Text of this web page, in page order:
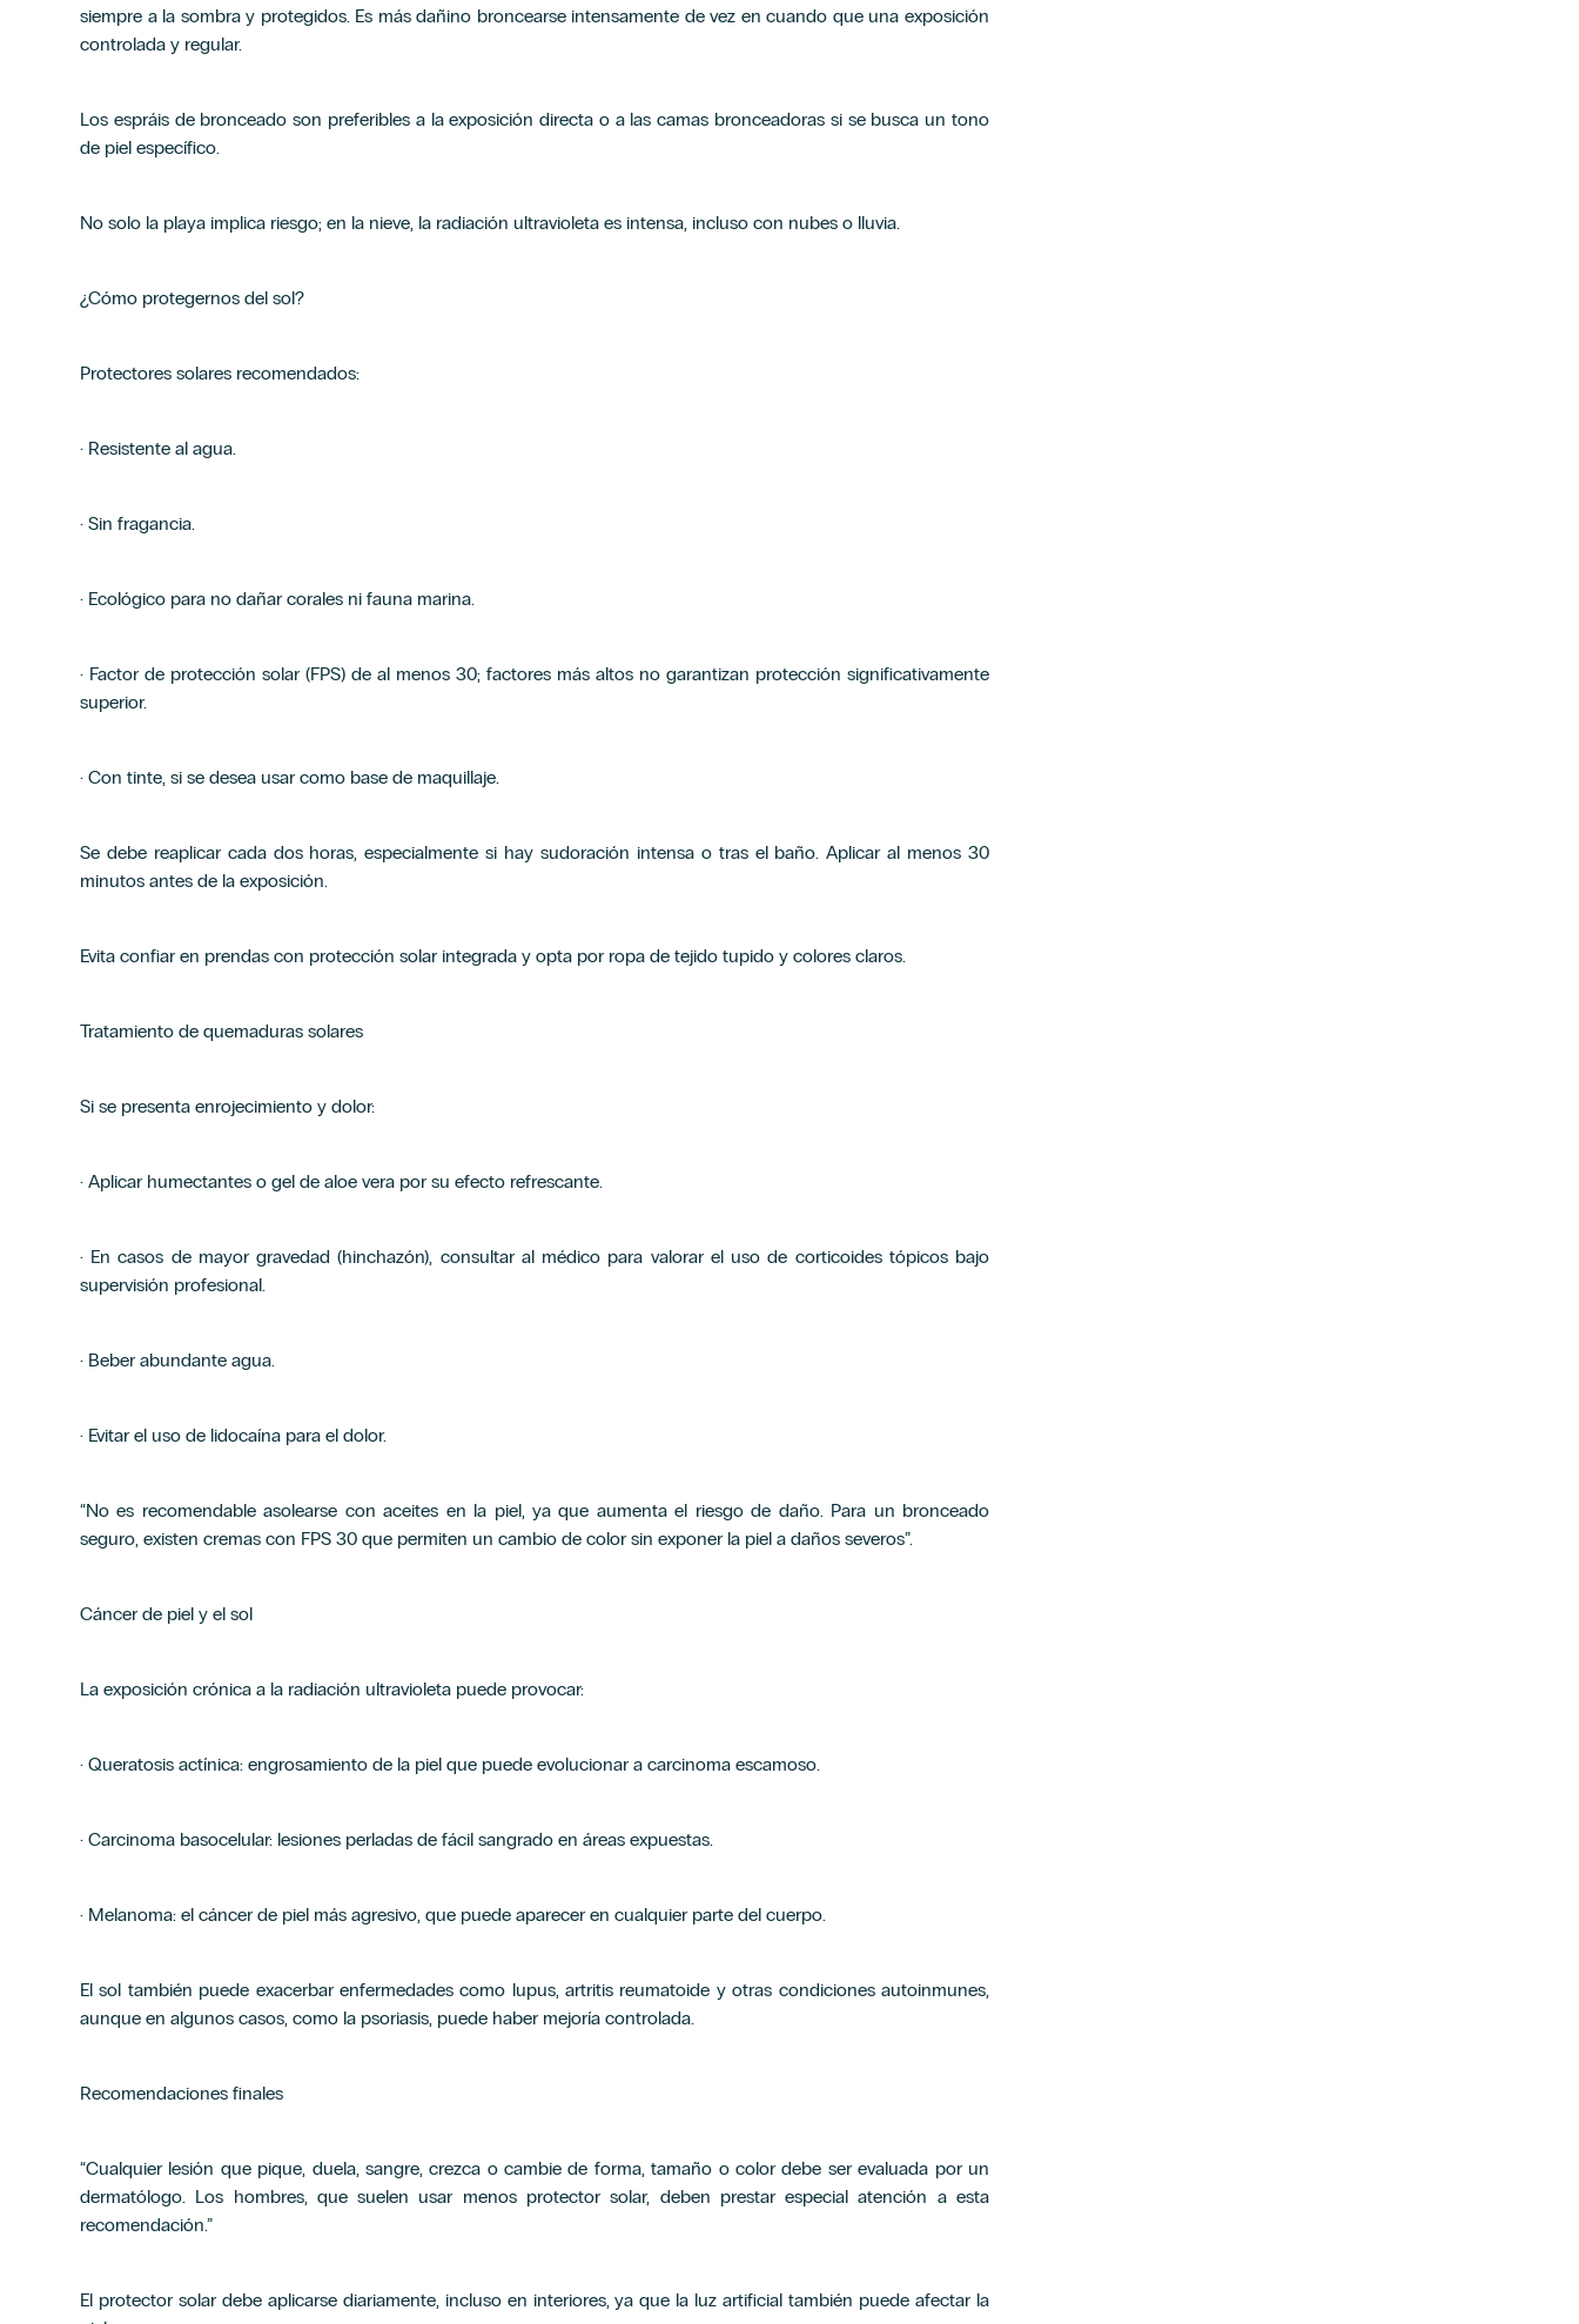
siempre a la sombra y protegidos. Es más dañino broncearse intensamente de vez en cuando que una exposición
controlada y regular.
Los espráis de bronceado son preferibles a la exposición directa o a las camas bronceadoras si se busca un tono
de piel específico.
No solo la playa implica riesgo; en la nieve, la radiación ultravioleta es intensa, incluso con nubes o lluvia.
¿Cómo protegernos del sol?
Protectores solares recomendados:
· Resistente al agua.
· Sin fragancia.
· Ecológico para no dañar corales ni fauna marina.
· Factor de protección solar (FPS) de al menos 30; factores más altos no garantizan protección significativamente
superior.
· Con tinte, si se desea usar como base de maquillaje.
Se debe reaplicar cada dos horas, especialmente si hay sudoración intensa o tras el baño. Aplicar al menos 30
minutos antes de la exposición.
Evita confiar en prendas con protección solar integrada y opta por ropa de tejido tupido y colores claros.
Tratamiento de quemaduras solares
Si se presenta enrojecimiento y dolor:
· Aplicar humectantes o gel de aloe vera por su efecto refrescante.
· En casos de mayor gravedad (hinchazón), consultar al médico para valorar el uso de corticoides tópicos bajo
supervisión profesional.
· Beber abundante agua.
· Evitar el uso de lidocaína para el dolor.
“No es recomendable asolearse con aceites en la piel, ya que aumenta el riesgo de daño. Para un bronceado
seguro, existen cremas con FPS 30 que permiten un cambio de color sin exponer la piel a daños severos”.
Cáncer de piel y el sol
La exposición crónica a la radiación ultravioleta puede provocar:
· Queratosis actínica: engrosamiento de la piel que puede evolucionar a carcinoma escamoso.
· Carcinoma basocelular: lesiones perladas de fácil sangrado en áreas expuestas.
· Melanoma: el cáncer de piel más agresivo, que puede aparecer en cualquier parte del cuerpo.
El sol también puede exacerbar enfermedades como lupus, artritis reumatoide y otras condiciones autoinmunes,
aunque en algunos casos, como la psoriasis, puede haber mejoría controlada.
Recomendaciones finales
“Cualquier lesión que pique, duela, sangre, crezca o cambie de forma, tamaño o color debe ser evaluada por un
dermatólogo. Los hombres, que suelen usar menos protector solar, deben prestar especial atención a esta
recomendación.”
El protector solar debe aplicarse diariamente, incluso en interiores, ya que la luz artificial también puede afectar la